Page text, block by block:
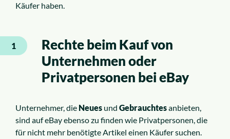
Käufer haben.
1
Rechte beim Kauf von
Unternehmen oder
Privatpersonen bei eBay
Unternehmer, die Neues und Gebrauchtesanbieten,
sind auf eBay ebenso zu finden wie Privatpersonen, die
für nicht mehr benötigte Artikel einen Käufer suchen.